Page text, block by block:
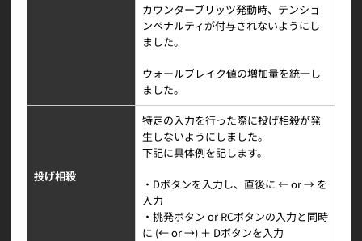
カウンターブリッツ発動時、テンショ
ンペナルティが付与されないようにし
ました。
ウォールブレイク値の増加量を統一し
ました。
投げ相殺
特定の入力を行った際に投げ相殺が発
生しないようにしました。
下記に具体例を記します。
・Dボタンを入力し、直後に ← or → を
入力
・挑発ボタン or RCボタンの入力と同時
に (← or →) ＋ Dボタンを入力